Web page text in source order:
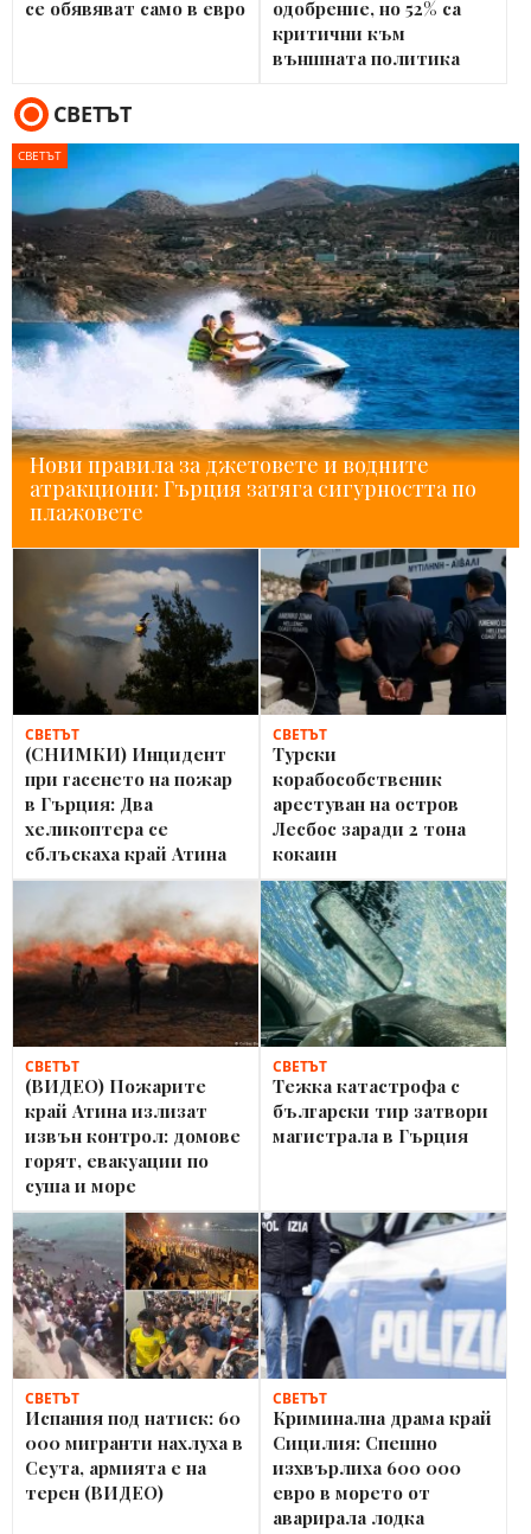
се обявяват само в евро
одобрение, но 52% са
критични към
външната политика
СВЕТЪТ
СВЕТЪТ
Нови правила за джетовете и водните
атракциони: Гърция затяга сигурността по
плажовете
СВЕТЪТ
(СНИМКИ) Инцидент
при гасенето на пожар
в Гърция: Два
хеликоптера се
сблъскаха край Атина
СВЕТЪТ
Турски
корабособственик
арестуван на остров
Лесбос заради 2 тона
кокаин
СВЕТЪТ
(ВИДЕО) Пожарите
край Атина излизат
извън контрол: домове
горят, евакуации по
суша и море
СВЕТЪТ
Тежка катастрофа с
български тир затвори
магистрала в Гърция
СВЕТЪТ
Испания под натиск: 60
000 мигранти нахлуха в
Сеута, армията е на
терен (ВИДЕО)
СВЕТЪТ
Криминална драма край
Сицилия: Спешно
изхвърлиха 600 000
евро в морето от
аварирала лодка